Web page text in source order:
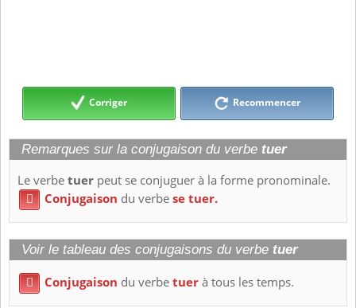
Corriger Recommencer
Remarques sur la conjugaison du verbe tuer
Le verbetuer peut se conjuguer à la forme pronominale.
 Conjugaison du verbese tuer.
Voir le tableau des conjugaisons du verbe tuer
 Conjugaison du verbetuerà tous les temps.